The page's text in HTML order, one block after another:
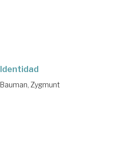
Identidad
Bauman, Zygmunt